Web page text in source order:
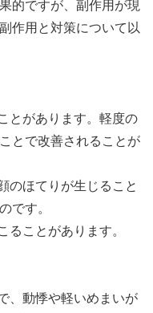
的ですが、副作用が現
作用と対策について以
とがあります。軽度の
とで改善されることが
のほてりが生じること
です。
ることがあります。
、動悸や軽いめまいが